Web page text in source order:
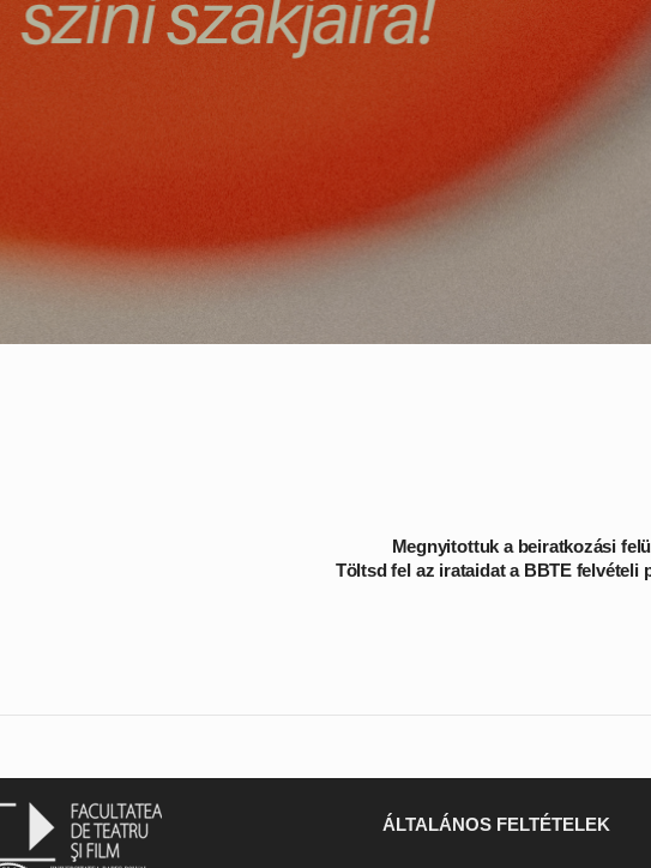
Megnyitottuk a beiratkozási
Töltsd fel az irataidat a BBTE felvételi
ÁLTALÁNOS FELTÉTELEK